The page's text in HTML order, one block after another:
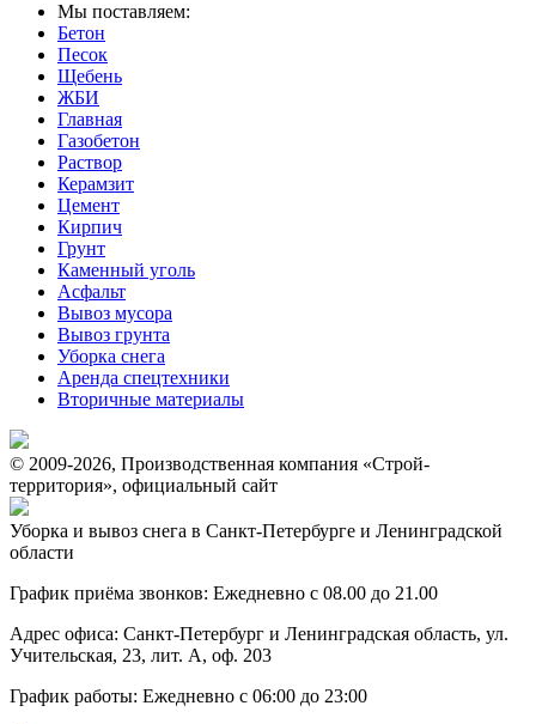
Мы поставляем:
Бетон
Песок
Щебень
ЖБИ
Главная
Газобетон
Раствор
Керамзит
Цемент
Кирпич
Грунт
Каменный уголь
Асфальт
Вывоз мусора
Вывоз грунта
Уборка снега
Аренда спецтехники
Вторичные материалы
© 2009-2026, Производственная компания «Строй-
территория», официальный сайт
Уборка и вывоз снега в Санкт-Петербурге и Ленинградской
области
График приёма звонков: Ежедневно с 08.00 до 21.00
Адрес офиса: Санкт-Петербург и Ленинградская область, ул.
Учительская, 23, лит. А, оф. 203
График работы: Ежедневно с 06:00 до 23:00